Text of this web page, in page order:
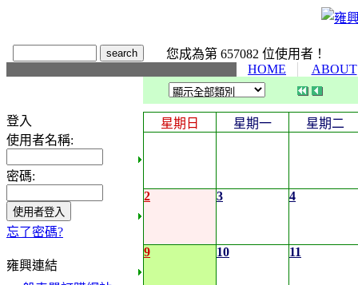
您成為第 657082 位使用者！
HOME
ABOUT
登入
使用者名稱:
密碼:
忘了密碼?
雍興連結
星期日 星期一 星期二
2 3 4
9 10 11